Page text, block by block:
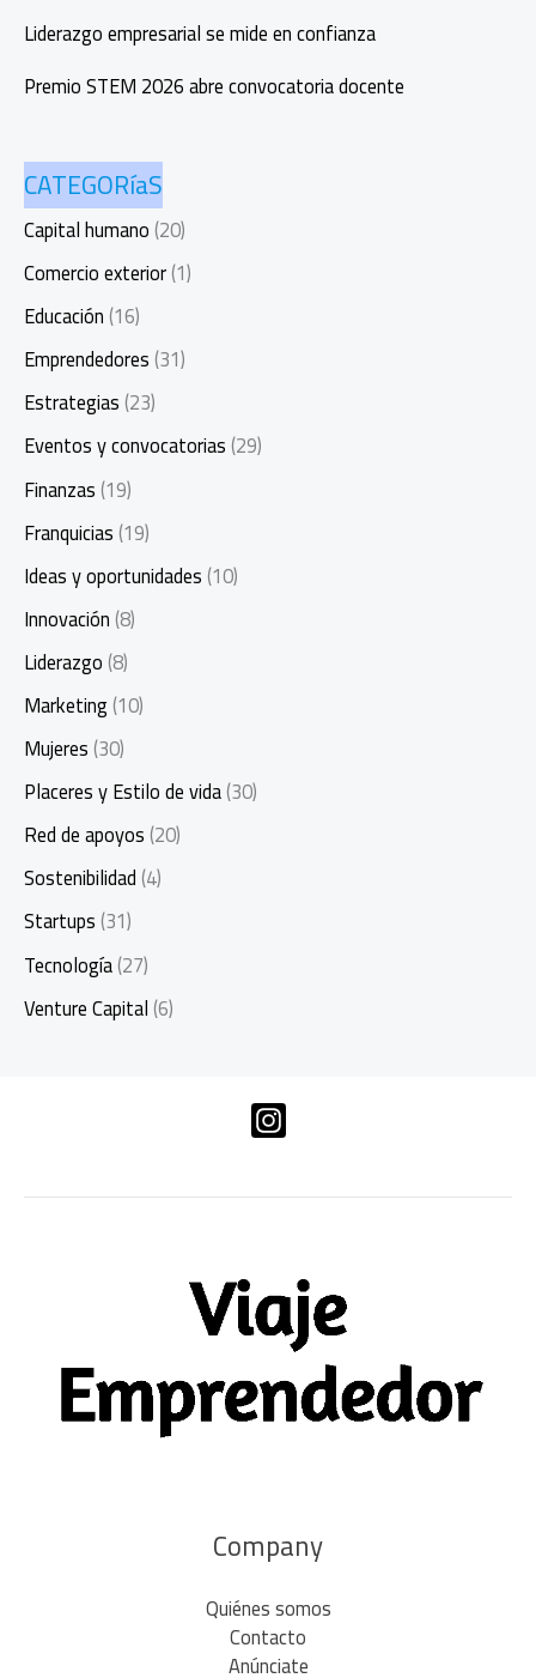
Liderazgo empresarial se mide en confianza
Premio STEM 2026 abre convocatoria docente
CATEGORíaS
Capital humano(20)
Comercio exterior(1)
Educación(16)
Emprendedores(31)
Estrategias(23)
Eventos y convocatorias(29)
Finanzas(19)
Franquicias(19)
Ideas y oportunidades(10)
Innovación(8)
Liderazgo(8)
Marketing(10)
Mujeres(30)
Placeres y Estilo de vida(30)
Red de apoyos(20)
Sostenibilidad(4)
Startups(31)
Tecnología(27)
Venture Capital(6)
Company
Quiénes somos
Contacto
Anúnciate